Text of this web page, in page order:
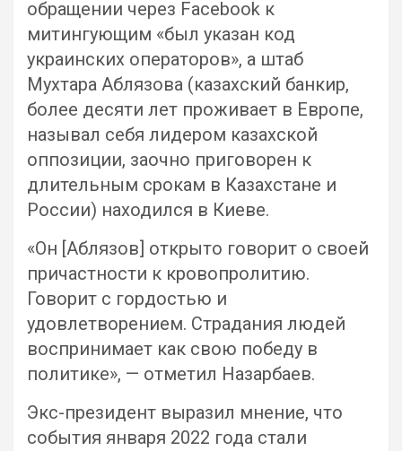
обращении через Facebook к
митингующим «был указан код
украинских операторов», а штаб
Мухтара Аблязова (казахский банкир,
более десяти лет проживает в Европе,
называл себя лидером казахской
оппозиции, заочно приговорен к
длительным срокам в Казахстане и
России) находился в Киеве.
«Он [Аблязов] открыто говорит о своей
причастности к кровопролитию.
Говорит с гордостью и
удовлетворением. Страдания людей
воспринимает как свою победу в
политике», — отметил Назарбаев.
Экс-президент выразил мнение, что
события января 2022 года стали